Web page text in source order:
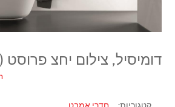
דומיסיל, צילום יחצ פרוסט (2)
קטגוריות:
חדרי אמבט